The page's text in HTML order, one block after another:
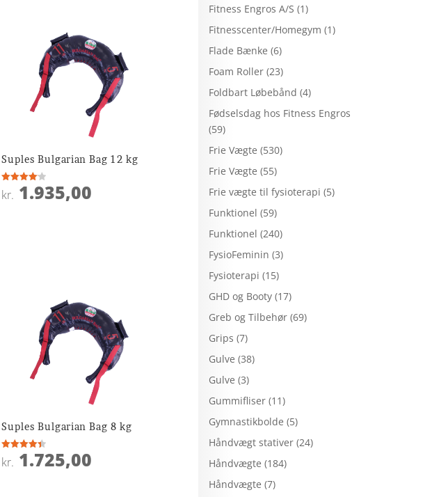
Suples Bulgarian Bag 12 kg
Vurderet
4.1
kr. 1.935,00
Suples Bulgarian Bag 8 kg
Vurderet
4.4
kr. 1.725,00
Fitness Engros A/S (1)
Fitnesscenter/Homegym (1)
Flade Bænke (6)
Foam Roller (23)
Foldbart Løbebånd (4)
Fødselsdag hos Fitness Engros
(59)
Frie Vægte (530)
Frie Vægte (55)
Frie vægte til fysioterapi (5)
Funktionel (59)
Funktionel (240)
FysioFeminin (3)
Fysioterapi (15)
GHD og Booty (17)
Greb og Tilbehør (69)
Grips (7)
Gulve (38)
Gulve (3)
Gummifliser (11)
Gymnastikbolde (5)
Håndvægt stativer (24)
Håndvægte (184)
Håndvægte (7)